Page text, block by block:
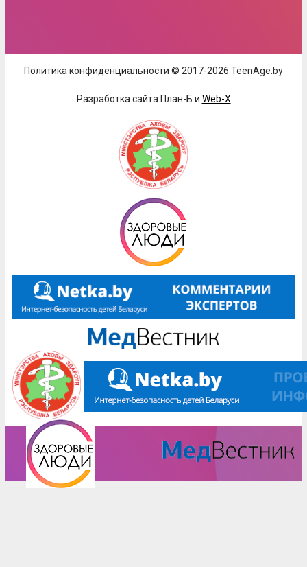
Политика конфиденциальности © 2017-2026 TeenAge.by
Разработка сайта План-Б и Web-X